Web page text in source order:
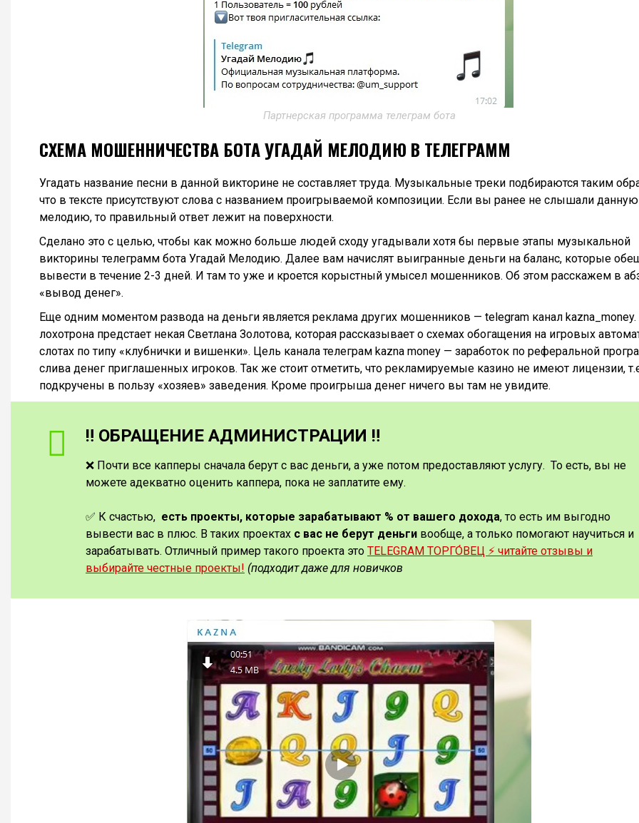
Партнерская программа телеграм бота
СХЕМА МОШЕННИЧЕСТВА БОТА УГАДАЙ МЕЛОДИЮ В ТЕЛЕГРАММ
Угадать название песни в данной викторине не составляет труда. Музыкальные треки подбираются таким
что в тексте присутствуют слова с названием проигрываемой композиции. Если вы ранее не слышали данную
мелодию, то правильный ответ лежит на поверхности.
Сделано это с целью, чтобы как можно больше людей сходу угадывали хотя бы первые этапы музыкальной
викторины телеграмм бота Угадай Мелодию. Далее вам начислят выигранные деньги на баланс, которые
вывести в течение 2-3 дней. И там то уже и кроется корыстный умысел мошенников. Об этом расскажем в
«вывод денег».
Еще одним моментом развода на деньги является реклама других мошенников — telegram канал
лохотрона предстает некая Светлана Золотова, которая рассказывает о схемах обогащения на игровых
слотах по типу «клубнички и вишенки». Цель канала телеграм kazna money — заработок по реферальной
слива денег приглашенных игроков. Так же стоит отметить, что рекламируемые казино не имеют лицензии,
подкручены в пользу «хозяев» заведения. Кроме проигрыша денег ничего вы там не увидите.
‼️ ОБРАЩЕНИЕ АДМИНИСТРАЦИИ ‼️
❌ Почти все капперы сначала берут с вас деньги, а уже потом предоставляют услугу. То есть, вы не
можете адекватно оценить каппера, пока не заплатите ему.
✅ К счастью, есть проекты, которые зарабатывают % от вашего дохода, то есть им выгодно
вывести вас в плюс. В таких проектах с вас не берут деньги вообще, а только помогают научиться и
зарабатывать. Отличный пример такого проекта это TELEGRAM ТОРГО́ВЕЦ ⚡️ читайте отзывы и
выбирайте честные проекты! (подходит даже для новичков